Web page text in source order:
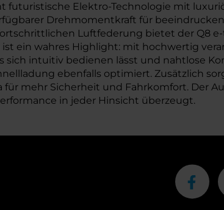
futuristische Elektro-Technologie mit
Drehmomentkraft für
Luftfederung bietet der Q8
ein wahres Highlight: mit hochwertig
sich intuitiv bedienen lässt und nahtlose
ebenfalls optimiert. Zusätzlich
für mehr Sicherheit und Fahrkomfort. Der
in jeder Hinsicht überzeugt.